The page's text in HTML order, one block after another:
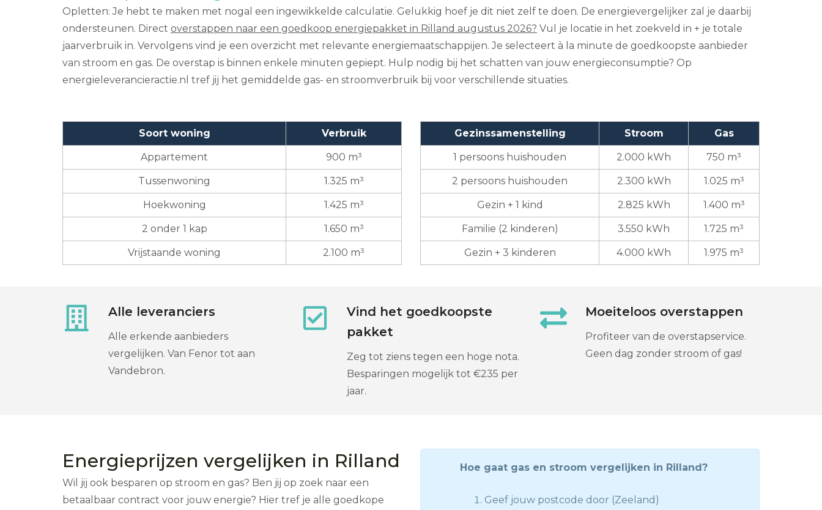
Opletten: Je hebt te maken met nogal een ingewikkelde calculatie. Gelukkig hoef je dit niet zelf te doen. De energievergelijker zal je daarbij
ondersteunen. Direct overstappen naar een goedkoop energiepakket in Rilland augustus 2026? Vul je locatie in het zoekveld in + je totale
jaarverbruik in. Vervolgens vind je een overzicht met relevante energiemaatschappijen. Je selecteert à la minute de goedkoopste aanbieder
van stroom en gas. De overstap is binnen enkele minuten gepiept. Hulp nodig bij het schatten van jouw energieconsumptie? Op
energieleverancieractie.nl tref jij het gemiddelde gas- en stroomverbruik bij voor verschillende situaties.
Soort woning Verbruik
Appartement 900 m³
Tussenwoning 1.325 m³
Hoekwoning 1.425 m³
2 onder 1 kap 1.650 m³
Vrijstaande woning 2.100 m³
Gezinssamenstelling Stroom Gas
1 persoons huishouden 2.000 kWh 750 m³
2 persoons huishouden 2.300 kWh 1.025 m³
Gezin + 1 kind 2.825 kWh 1.400 m³
Familie (2 kinderen) 3.550 kWh 1.725 m³
Gezin + 3 kinderen 4.000 kWh 1.975 m³
Alle leveranciers
Alle erkende aanbieders
vergelijken. Van Fenor tot aan
Vandebron.
Vind het goedkoopste
pakket
Zeg tot ziens tegen een hoge nota.
Besparingen mogelijk tot €235 per
jaar.
Moeiteloos overstappen
Profiteer van de overstapservice.
Geen dag zonder stroom of gas!
Energieprijzen vergelijken in Rilland
Wil jij ook besparen op stroom en gas? Ben jij op zoek naar een
betaalbaar contract voor jouw energie? Hier tref je alle goedkope
Hoe gaat gas en stroom vergelijken in Rilland?
Geef jouw postcode door (Zeeland)